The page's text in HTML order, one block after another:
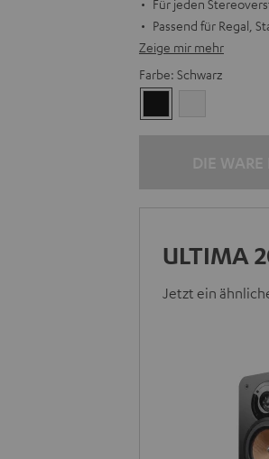
Für jeden
Passend für Regal,
Zeige mir mehr
Farbe: Schwarz
ULTIMA
Jetzt ein